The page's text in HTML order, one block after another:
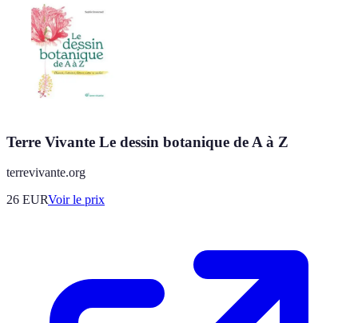
Terre Vivante Le dessin botanique de A à Z
terrevivante.org
26 EURVoir le prix